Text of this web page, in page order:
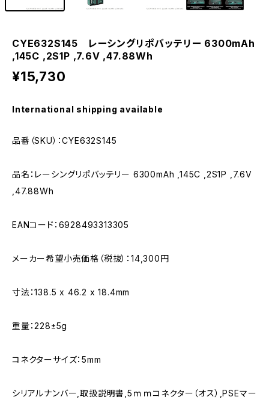
CYE632S145 レーシングリポバッテリー 6300mAh
,145C ,2S1P ,7.6V ,47.88Wh
¥15,730
International shipping available
品番（SKU）：CYE632S145
品名：レーシングリポバッテリー 6300mAh ,145C ,2S1P ,7.6V
,47.88Wh
EANコード：6928493313305
メーカー希望小売価格（税抜）：14,300円
寸法：138.5 x 46.2 x 18.4mm
重量：228±5g
コネクターサイズ：5mm
シリアルナンバー,取扱説明書,5ｍｍコネクター（オス）,PSEマー